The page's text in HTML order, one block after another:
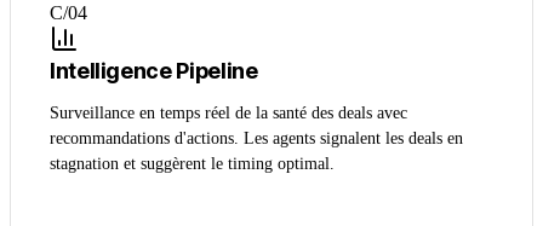
C/04
Intelligence Pipeline
Surveillance en temps réel de la santé des deals avec
recommandations d'actions. Les agents signalent les deals en
stagnation et suggèrent le timing optimal.